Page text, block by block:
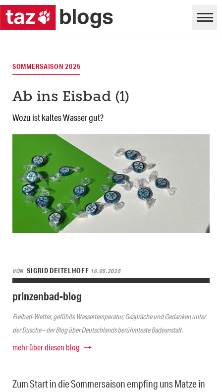
SOMMERSAISON 2025
Ab ins Eisbad (1)
Wozu ist kaltes Wasser gut?
VON SIGRID DEITELHOFF 16.05.2025
prinzenbad-blog
Freibad-Wetter, gefühlte Wassertemperatur, Gespräche und Gedanken unter
der Dusche – der Blog über Deutschlands berühmteste Badeanstalt.
mehr über diesen blog
Zum Start in die Sommersaison empfing uns Matze in